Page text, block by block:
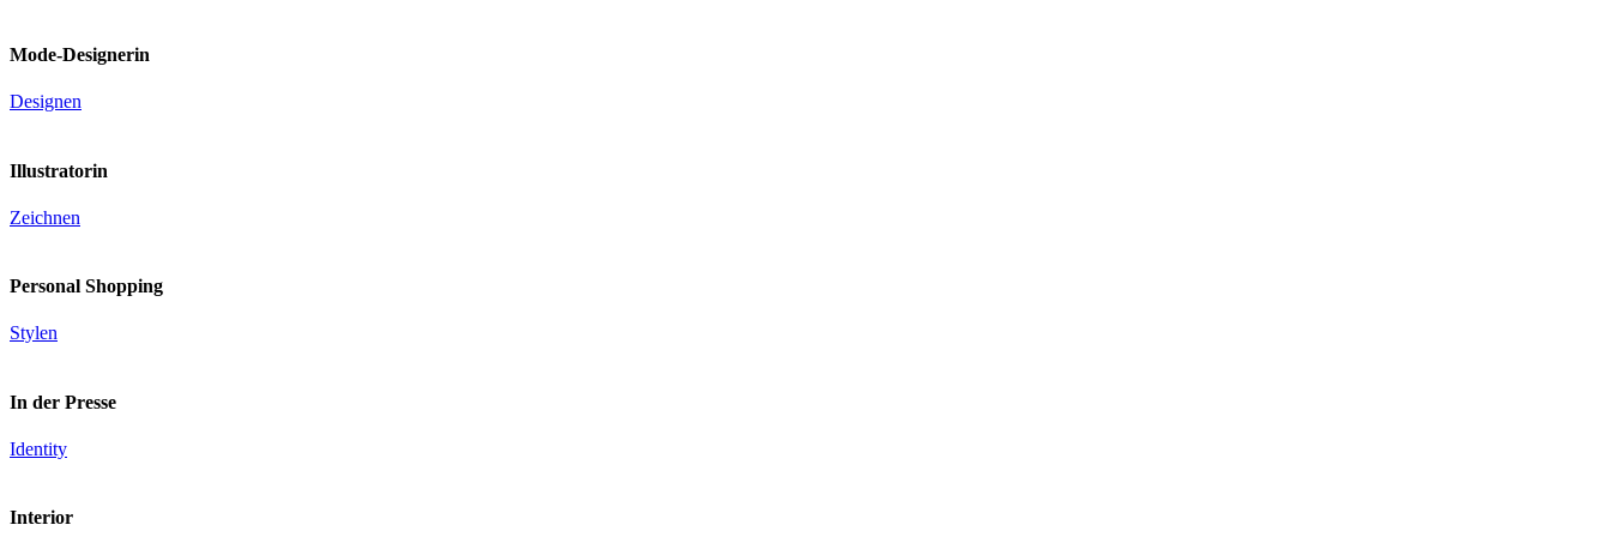
Mode-Designerin
Designen
Illustratorin
Zeichnen
Personal Shopping
Stylen
In der Presse
Identity
Interior